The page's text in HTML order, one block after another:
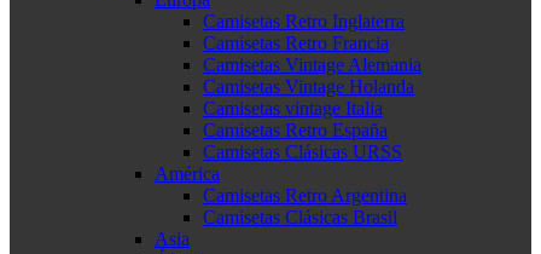
Camisetas Retro Inglaterra
Camisetas Retro Francia
Camisetas Vintage Alemania
Camisetas Vintage Holanda
Camisetas vintage Italia
Camisetas Retro España
Camisetas Clásicas URSS
América
Camisetas Retro Argentina
Camisetas Clásicas Brasil
Asia